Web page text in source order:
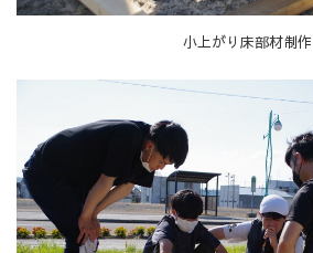
小上がり床部材制作